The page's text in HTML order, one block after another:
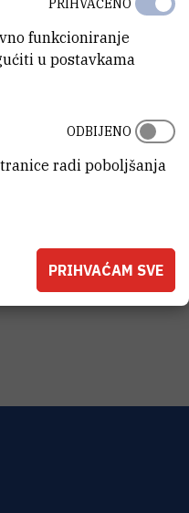
funkcioniranje
u postavkama
PRIHVAĆENO
radi poboljšanja
ODBIJENO
PRIHVAĆAM SVE